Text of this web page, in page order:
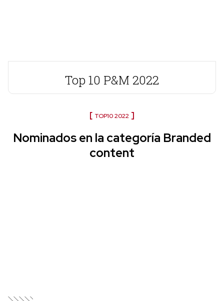
Top 10 P&M 2022
TOP10 2022
Nominados en la categoría Branded
content